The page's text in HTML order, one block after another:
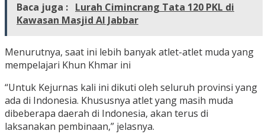
Baca juga : Lurah Cimincrang Tata 120 PKL di
Kawasan Masjid Al Jabbar
Menurutnya, saat ini lebih banyak atlet-atlet muda yang
mempelajari Khun Khmar ini
“Untuk Kejurnas kali ini dikuti oleh seluruh provinsi yang
ada di Indonesia. Khususnya atlet yang masih muda
dibeberapa daerah di Indonesia, akan terus di
laksanakan pembinaan,” jelasnya.